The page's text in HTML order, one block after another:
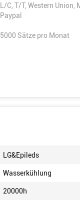
L/C, T/T, Western Union,
Paypal
5000 Sätze pro Monat
LG&Epileds
Wasserkühlung
20000h